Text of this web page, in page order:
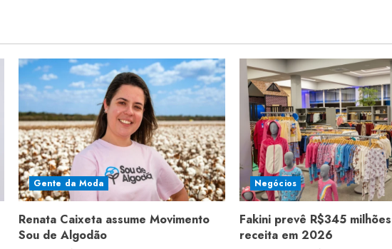
Gente da Moda
Renata Caixeta assume Movimento
Sou de Algodão
Negócios
Fakini prevê R$345
receita em 2026